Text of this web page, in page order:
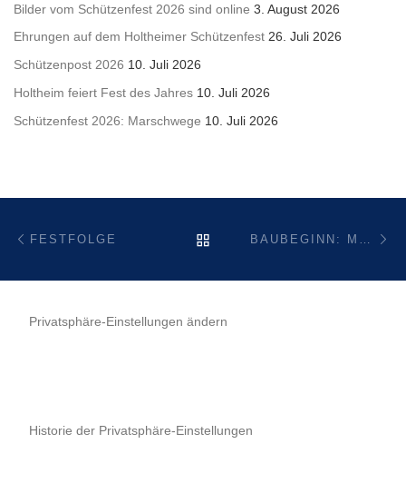
Bilder vom Schützenfest 2026 sind online 3. August 2026
Ehrungen auf dem Holtheimer Schützenfest 26. Juli 2026
Schützenpost 2026 10. Juli 2026
Holtheim feiert Fest des Jahres 10. Juli 2026
Schützenfest 2026: Marschwege 10. Juli 2026
Beitragsnavigation
FESTFOLGE ZURÜCK ZUR
Privatsphäre-Einstellungen ändern
Historie der Privatsphäre-Einstellungen